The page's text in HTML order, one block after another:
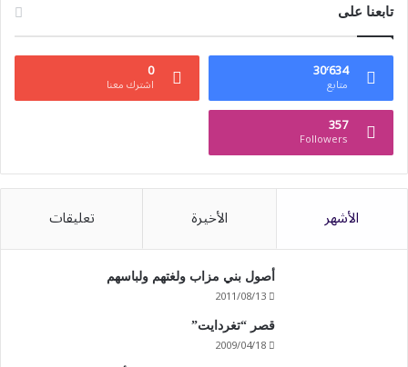
تابعنا على
30٬634
متابع
0
اشترك معنا
357
Followers
الأشهر الأخيرة تعليقات
أصول بني مزاب ولغتهم ولباسهم
2011/08/13
قصر “تغردايت”
2009/04/18